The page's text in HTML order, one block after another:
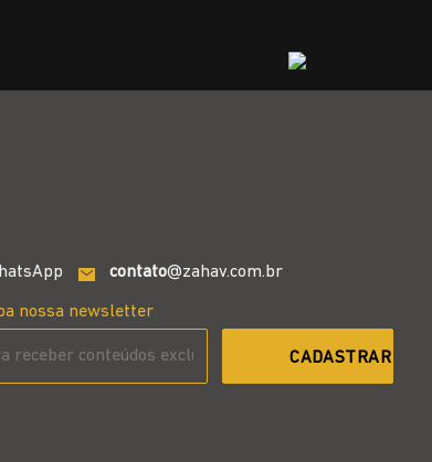
contato@zahav.com.br
nossa newsletter